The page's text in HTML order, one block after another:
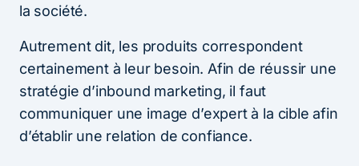
la société.
Autrement dit, les produits correspondent
certainement à leur besoin. Afin de réussir une
stratégie d’inbound marketing, il faut
communiquer une image d’expert à la cible afin
d’établir une relation de confiance.